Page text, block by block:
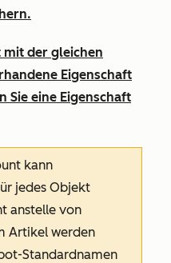
mit der gleichen
Eigenschaft
Sie eine Eigenschaft
kann
jedes Objekt
anstelle von
Artikel werden
Standardnamen